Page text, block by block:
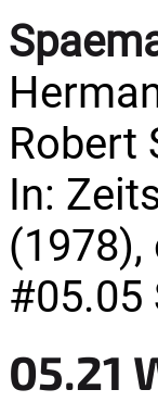
Robert
In:
(1978),
#05.05
05.21